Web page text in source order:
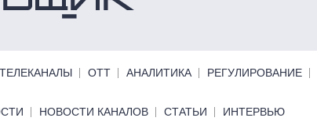
ТЕЛЕКАНАЛЫ ОТТ АНАЛИТИКА РЕГУЛИРОВАНИЕ
НОВОСТИ КАНАЛОВ СТАТЬИ ИНТЕРВЬЮ